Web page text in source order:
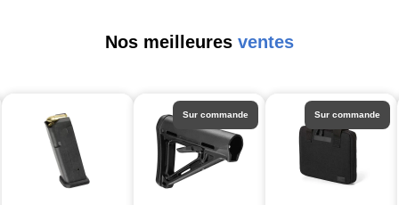
Nos meilleures ventes
Sur commande Sur commande